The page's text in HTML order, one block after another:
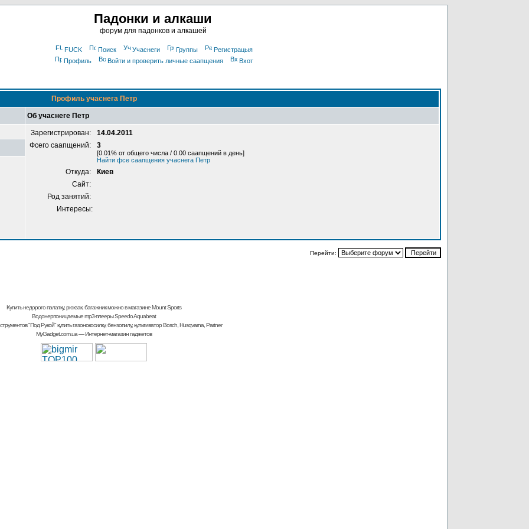
Падонки и алкаши
форум для падонков и алкашей
FUCK Поиск Учаснеги Группы
Регистрацыя
Профиль
Войти и проверить личные саапщения Вхот
Профиль учаснега Петр
Об учаснеге Петр
Зарегистрирован:
14.04.2011
Фсего саапщений:
3
[0.01% от общего числа / 0.00 саапщений в день]
Найти фсе саапщения учаснега Петр
Откуда:
Киев
Сайт:
Род занятий:
Интересы:
Перейти:
Купить недорого палатку, рюкзак, багажникможно в магазине Mount Sports
Водонерпоницаемые mp3-плееры Speedo Aquabeat
"Под Рукой"купить газонокосилку, бензопилу, культиваторBosch, Husqvarna, Partner
MyGadget.com.ua— Интернет-магазин гаджетов